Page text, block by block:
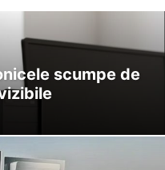
MONITOARE PROMOTII
TELEVIZOARE
scumpe de